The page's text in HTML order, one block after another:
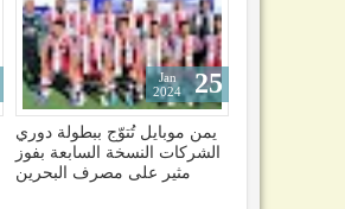
يمن موبايل تُتوّج ببطولة دوري
الشركات النسخة السابعة بفوز
مثير على مصرف البحرين
25
Jan
2024